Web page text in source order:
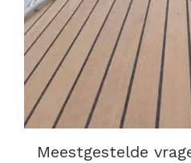
Meestgestelde